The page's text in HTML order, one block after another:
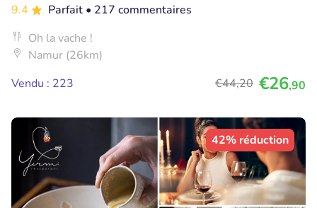
9.4
Parfait • 217 commentaires
Oh la vache !
Namur (26km)
Vendu : 223
€44,20 €26,90
42% réduction